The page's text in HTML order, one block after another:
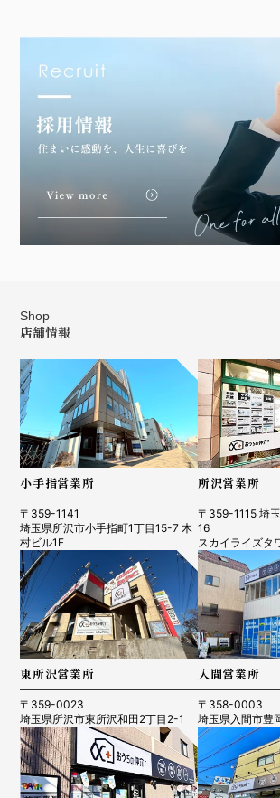
Shop
店舗情報
小手指営業所
〒359-1141
埼玉県所沢市小手指町1丁目15-7 木
村ビル1F
所沢営業所
〒359-1115 埼
16
スカイライズタ
東所沢営業所
〒359-0023
埼玉県所沢市東所沢和田2丁目2-1
入間営業所
〒358-0003
埼玉県入間市豊